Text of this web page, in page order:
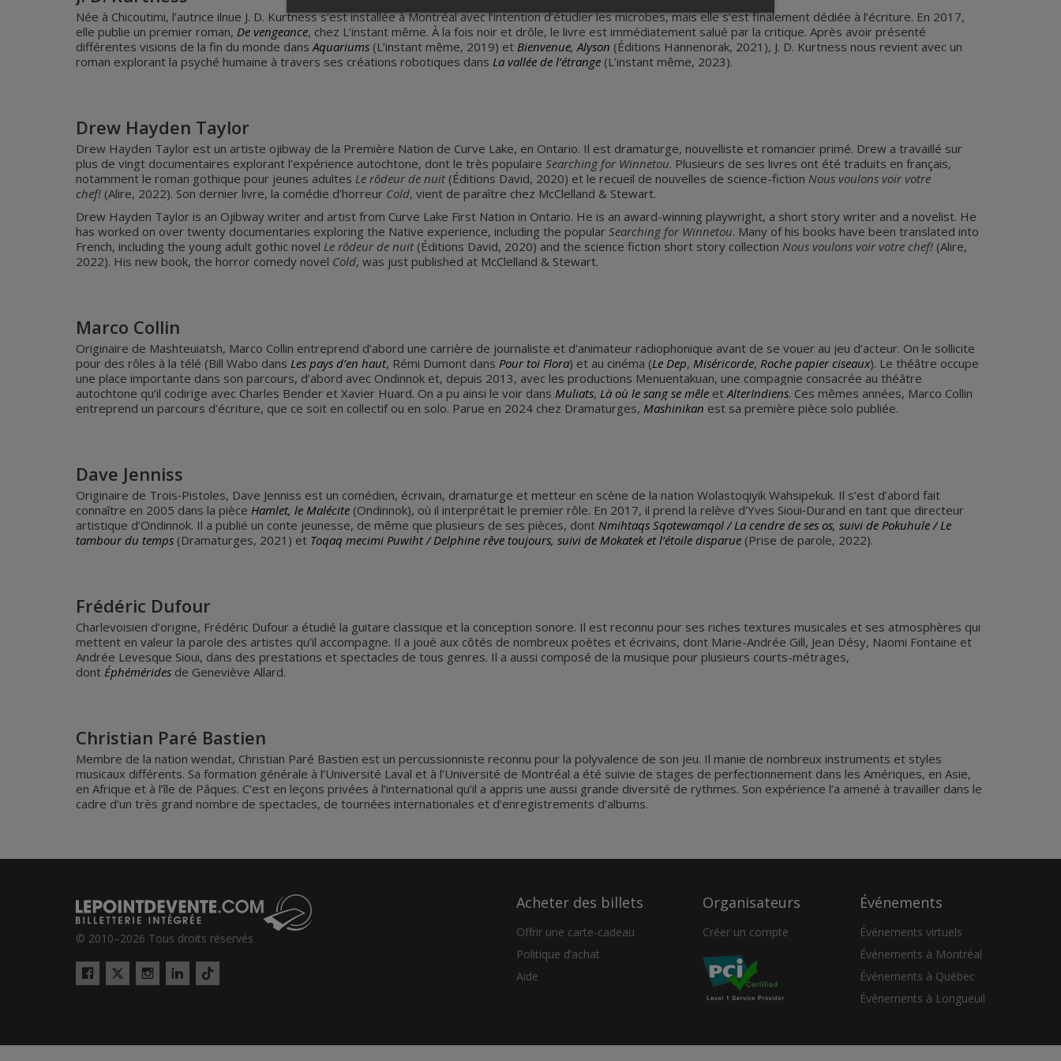
Née à Chicoutimi, l’autrice ilnue J. D. Kurtness s’est installée à Montréal avec l’intention d’étudier les microbes, mais elle s’est finalement dédiée à l’écriture. En 2017,
elle publie un premier roman, De vengeance, chez L’instant même. À la fois noir et drôle, le livre est immédiatement salué par la critique. Après avoir présenté
différentes visions de la fin du monde dansAquariums (L’instant même, 2019) et Bienvenue, Alyson (Éditions Hannenorak, 2021), J. D. Kurtness nous revient avec un
roman explorant la psyché humaine à travers ses créations robotiques dans La vallée de l’étrange (L’instant même, 2023).
Drew Hayden Taylor
Drew Hayden Taylor est un artiste ojibway de la Première Nation de Curve Lake, en Ontario. Il est dramaturge, nouvelliste et romancier primé. Drew a travaillé sur
plus de vingt documentaires explorant l’expérience autochtone, dont le très populaire Searching for Winnetou. Plusieurs de ses livres ont été traduits en français,
notamment le roman gothique pour jeunes adultes Le rôdeur de nuit(Éditions David, 2020) et le recueil de nouvelles de science-fiction Nous voulons voir votre
chef! (Alire, 2022). Son dernier livre, la comédie d’horreur Cold, vient de paraître chez McClelland & Stewart.
Drew Hayden Taylor is an Ojibway writer and artist from Curve Lake First Nation in Ontario. He is an award-winning playwright, a short story writer and a novelist. He
has worked on over twenty documentaries exploring the Native experience, including the popular Searching for Winnetou. Many of his books have been translated into
French, including the young adult gothic novel Le rôdeur de nuit(Éditions David, 2020) and the science fiction short story collection Nous voulons voir votre chef! (Alire,
2022). His new book, the horror comedy novel Cold, was just published at McClelland & Stewart.
Marco Collin
Originaire de Mashteuiatsh, Marco Collin entreprend d’abord une carrière de journaliste et d’animateur radiophonique avant de se vouer au jeu d’acteur. On le sollicite
pour des rôles à la télé (Bill Wabo dans Les pays d’en haut, Rémi Dumont dans Pour toi Flora) et au cinéma (Le Dep, Miséricorde, Roche papier ciseaux). Le théâtre occupe
une place importante dans son parcours, d’abord avec Ondinnok et, depuis 2013, avec les productions Menuentakuan, une compagnie consacrée au théâtre
autochtone qu’il codirige avec Charles Bender et Xavier Huard. On a pu ainsi le voir dans Muliats, Là où le sang se mêle etAlterIndiens. Ces mêmes années, Marco Collin
entreprend un parcours d’écriture, que ce soit en collectif ou en solo. Parue en 2024 chez Dramaturges, Mashinikan est sa première pièce solo publiée.
Dave Jenniss
Originaire de Trois‐Pistoles, Dave Jenniss est un comédien, écrivain, dramaturge et metteur en scène de la nation Wolastoqiyik Wahsipekuk. Il s’est d’abord fait
connaître en 2005 dans la pièce Hamlet, le Malécite (Ondinnok), où il interprétait le premier rôle. En 2017, il prend la relève d’Yves Sioui‐Durand en tant que directeur
artistique d’Ondinnok. Il a publié un conte jeunesse, de même que plusieurs de ses pièces, dont Nmihtaqs Sqotewamqol / La cendre de ses os, suivi de Pokuhule / Le
tambour du temps (Dramaturges, 2021) et Toqaq mecimi Puwiht / Delphine rêve toujours, suivi de Mokatek et l’étoile disparue (Prise de parole, 2022).
Frédéric Dufour
Charlevoisien d’origine, Frédéric Dufour a étudié la guitare classique et la conception sonore. Il est reconnu pour ses riches textures musicales et ses atmosphères qui
mettent en valeur la parole des artistes qu’il accompagne. Il a joué aux côtés de nombreux poètes et écrivains, dont Marie-Andrée Gill, Jean Désy, Naomi Fontaine et
Andrée Levesque Sioui, dans des prestations et spectacles de tous genres. Il a aussi composé de la musique pour plusieurs courts-métrages,
dont Éphémérides de Geneviève Allard.
Christian Paré Bastien
Membre de la nation wendat, Christian Paré Bastien est un percussionniste reconnu pour la polyvalence de son jeu. Il manie de nombreux instruments et styles
musicaux différents. Sa formation générale à l’Université Laval et à l’Université de Montréal a été suivie de stages de perfectionnement dans les Amériques, en Asie,
en Afrique et à l’île de Pâques. C’est en leçons privées à l’international qu’il a appris une aussi grande diversité de rythmes. Son expérience l’a amené à travailler dans le
cadre d’un très grand nombre de spectacles, de tournées internationales et d’enregistrements d’albums.
© 2010–2026 Tous droits réservés
Facebook
Twitter
InstagramLinkedIn
Tiktok
Acheter des billets
Offrir une carte-cadeau
Politique d’achat
Aide
Organisateurs
Créer un compte
Événements
Événements virtuels
Événements à Montréal
Événements à Québec
Événements à Longueuil